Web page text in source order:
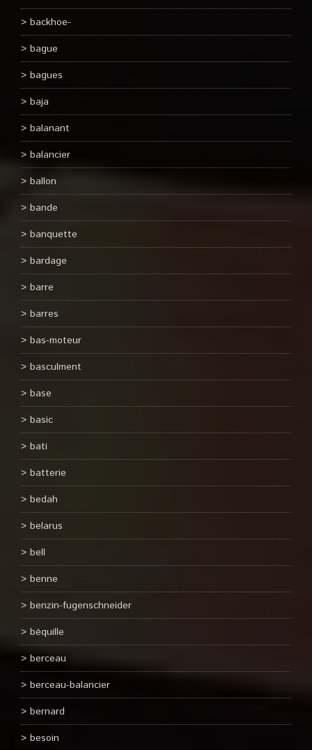
backhoe-
bague
bagues
baja
balanant
balancier
ballon
bande
banquette
bardage
barre
barres
bas-moteur
basculment
base
basic
bati
batterie
bedah
belarus
bell
benne
benzin-fugenschneider
béquille
berceau
berceau-balancier
bernard
besoin